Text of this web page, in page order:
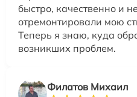
быстро, качественно и
отремонтировали мою
Теперь я знаю, куда
возникших проблем.
Филатов Михаил